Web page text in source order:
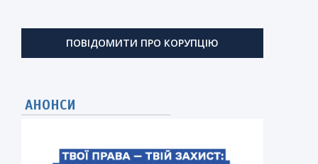
ПОВІДОМИТИ ПРО КОРУПЦІЮ
АНОНСИ